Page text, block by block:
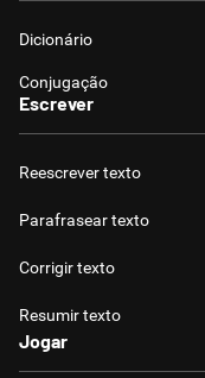
Dicionário
Conjugação
Escrever
Reescrever texto
Parafrasear texto
Corrigir texto
Resumir texto
Jogar